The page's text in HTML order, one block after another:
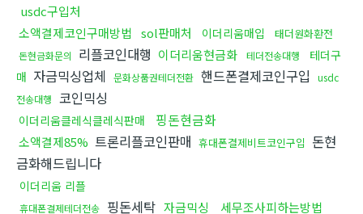
usdc구입처
소액결제코인구매방법 sol판매처 이더리움매입 태더원화환전
돈현금화문의 리플코인대행 이더리움현금화 테더전송대행
테더구
매 자금믹싱업체 문화상품권테더전환 핸드폰결제코인구입
usdc
전송대행 코인믹싱
이더리움클레식클레식판매 핑돈현금화
소액결제85% 트론리플코인판매 휴대폰결제비트코인구입 돈현
금화해드립니다
이더리움 리플
휴대폰결제테더전송 핑돈세탁 자금믹싱 세무조사피하는방법